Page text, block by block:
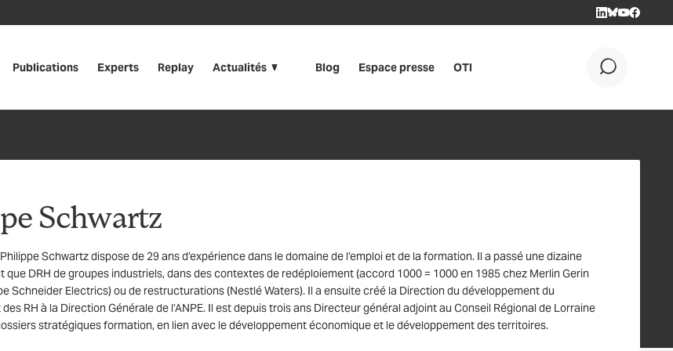
LINKEDIN
BLUESKY
YOUTUBE
Publications Experts Replay Actualités Blog Espace presse OTI
Schwartz
Philippe Schwartz dispose de 29 ans d’expérience dans le domaine de l’emploi et de la formation. Il a passé une dizaine
que DRH de groupes industriels, dans des contextes de redéploiement (accord 1000 = 1000 en 1985 chez Merlin Gerin
Schneider Electrics) ou de restructurations (Nestlé Waters). Il a ensuite créé la Direction du développement du
RH à la Direction Générale de l’ANPE. Il est depuis trois ans Directeur général adjoint au Conseil Régional de Lorraine
stratégiques formation, en lien avec le développement économique et le développement des territoires.